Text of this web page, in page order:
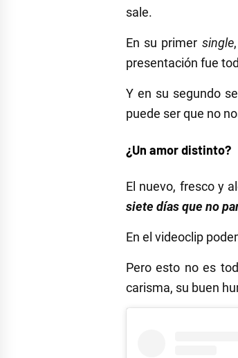
sale.
En su primer single
presentación fue
Y en su segundo
puede ser que no
¿Un amor distinto?
El nuevo, fresco y
siete días que no
En el videoclip
Pero esto no es
carisma, su buen